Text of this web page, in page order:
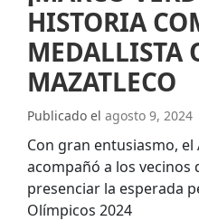
HISTORIA
MEDALLISTA
MAZATLECO
Publicado el agosto 9, 2024
Con gran entusiasmo, el
acompañó a los vecinos
presenciar la esperada
Olímpicos 2024